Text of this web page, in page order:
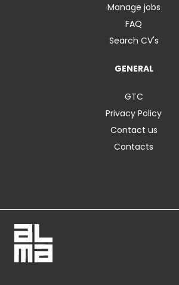
Manage jobs
FAQ
Search CV's
GENERAL
GTC
Privacy Policy
Contact us
Contacts